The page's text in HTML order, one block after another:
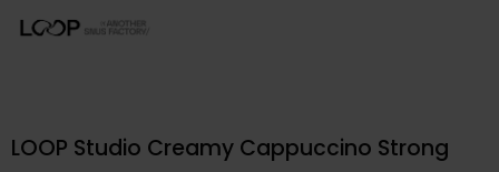
LOOP Studio Creamy Cappuccino Strong